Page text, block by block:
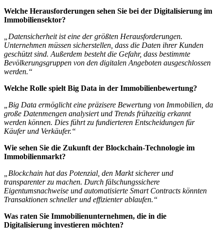
Welche Herausforderungen sehen Sie bei der Digitalisierung im
Immobiliensektor?
„Datensicherheit ist eine der größten Herausforderungen.
Unternehmen müssen sicherstellen, dass die Daten ihrer Kunden
geschützt sind. Außerdem besteht die Gefahr, dass bestimmte
Bevölkerungsgruppen von den digitalen Angeboten ausgeschlossen
werden.“
Welche Rolle spielt Big Data in der Immobilienbewertung?
„Big Data ermöglicht eine präzisere Bewertung von Immobilien, da
große Datenmengen analysiert und Trends frühzeitig erkannt
werden können. Dies führt zu fundierteren Entscheidungen für
Käufer und Verkäufer.“
Wie sehen Sie die Zukunft der Blockchain-Technologie im
Immobilienmarkt?
„Blockchain hat das Potenzial, den Markt sicherer und
transparenter zu machen. Durch fälschungssichere
Eigentumsnachweise und automatisierte Smart Contracts könnten
Transaktionen schneller und effizienter ablaufen.“
Was raten Sie Immobilienunternehmen, die in die
Digitalisierung investieren möchten?